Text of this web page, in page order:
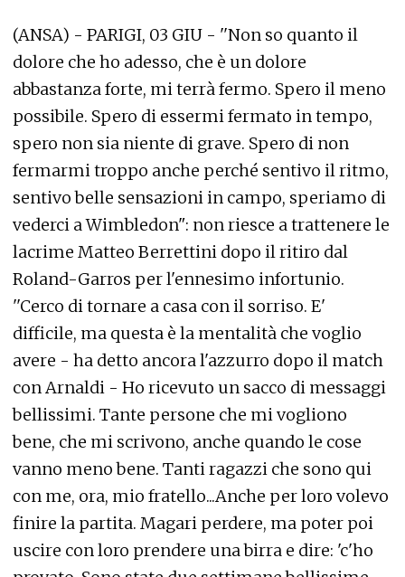
(ANSA) - PARIGI, 03 GIU - ''Non so quanto il
dolore che ho adesso, che è un dolore
abbastanza forte, mi terrà fermo. Spero il meno
possibile. Spero di essermi fermato in tempo,
spero non sia niente di grave. Spero di non
fermarmi troppo anche perché sentivo il ritmo,
sentivo belle sensazioni in campo, speriamo di
vederci a Wimbledon": non riesce a trattenere le
lacrime Matteo Berrettini dopo il ritiro dal
Roland-Garros per l'ennesimo infortunio.
''Cerco di tornare a casa con il sorriso. E'
difficile, ma questa è la mentalità che voglio
avere - ha detto ancora l'azzurro dopo il match
con Arnaldi - Ho ricevuto un sacco di messaggi
bellissimi. Tante persone che mi vogliono
bene, che mi scrivono, anche quando le cose
vanno meno bene. Tanti ragazzi che sono qui
con me, ora, mio fratello...Anche per loro volevo
finire la partita. Magari perdere, ma poter poi
uscire con loro prendere una birra e dire: 'c'ho